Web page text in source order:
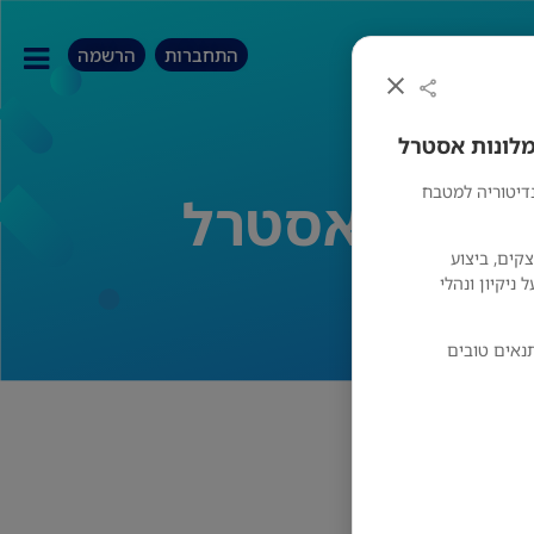
אסטרל
למטבח
ביצוע
ונהלי
טובים
התחברות הרשמה
אסטרל